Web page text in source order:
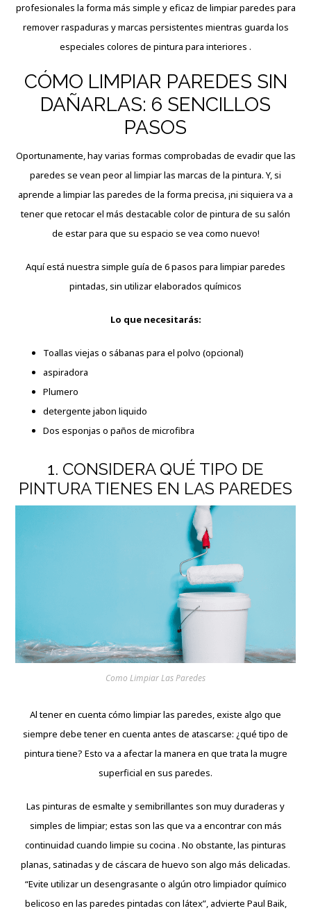
profesionales la forma más simple y eficaz de limpiar paredes para
remover raspaduras y marcas persistentes mientras guarda los
especiales colores de pintura para interiores .
CÓMO LIMPIAR PAREDES SIN
DAÑARLAS: 6 SENCILLOS
PASOS
Oportunamente, hay varias formas comprobadas de evadir que las
paredes se vean peor al limpiar las marcas de la pintura. Y, si
aprende a limpiar las paredes de la forma precisa, ¡ni siquiera va a
tener que retocar el más destacable color de pintura de su salón
de estar para que su espacio se vea como nuevo!
Aquí está nuestra simple guía de 6 pasos para limpiar paredes
pintadas, sin utilizar elaborados químicos
Lo que necesitarás:
Toallas viejas o sábanas para el polvo (opcional)
aspiradora
Plumero
detergente jabon liquido
Dos esponjas o paños de microfibra
1. CONSIDERA QUÉ TIPO DE
PINTURA TIENES EN LAS PAREDES
Como Limpiar Las Paredes
Al tener en cuenta cómo limpiar las paredes, existe algo que
siempre debe tener en cuenta antes de atascarse: ¿qué tipo de
pintura tiene? Esto va a afectar la manera en que trata la mugre
superficial en sus paredes.
Las pinturas de esmalte y semibrillantes son muy duraderas y
simples de limpiar; estas son las que va a encontrar con más
continuidad cuando limpie su cocina . No obstante, las pinturas
planas, satinadas y de cáscara de huevo son algo más delicadas.
“Evite utilizar un desengrasante o algún otro limpiador químico
belicoso en las paredes pintadas con látex”, advierte Paul Baik,